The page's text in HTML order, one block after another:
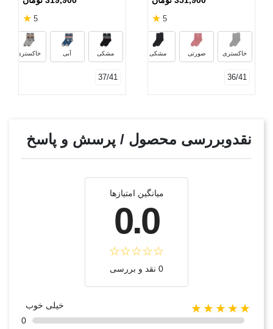
5
★
خاکستری صورتی مشکی
سرمه‌ای خاکستری تیره زرشکی
36/41
5
★
مشکی آبی خاکستری
37/41
نقدوبررسی محصول / پرسش و پاسخ
میانگین امتیازها
0.0
0 نقد و بررسی
★★★★★
خیلی خوب
0